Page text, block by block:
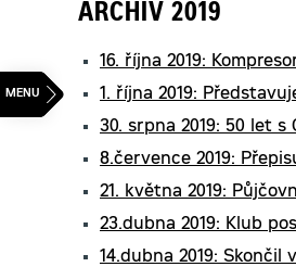
ARCHIV 2019
16. října 2019:
1. října 2019:
30. srpna 2019: 50 let s
8.července 2019:
21. května 2019:
23.dubna 2019: Klub
14.dubna 2019: Skončil